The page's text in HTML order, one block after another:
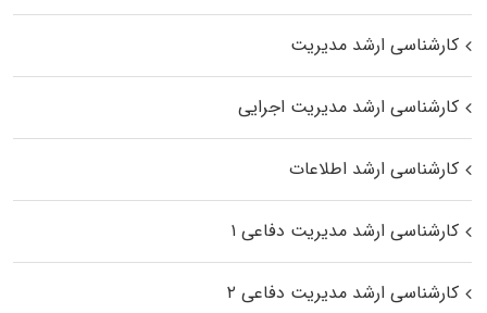
کارشناسی ارشد مدیریت
کارشناسی ارشد مدیریت اجرایی
کارشناسی ارشد اطلاعات
کارشناسی ارشد مدیریت دفاعی ۱
کارشناسی ارشد مدیریت دفاعی ۲